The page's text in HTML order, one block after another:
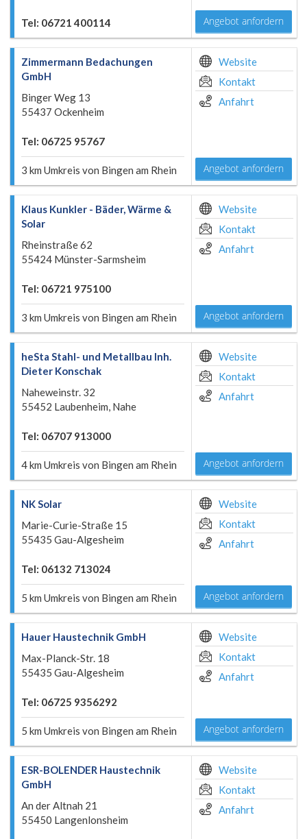
Tel: 06721 400114 Angebot anfordern
Zimmermann Bedachungen
GmbH
Binger Weg 13
55437 Ockenheim
Tel: 06725 95767
3 km Umkreis von Bingen am Rhein
Website
Kontakt
Anfahrt
Angebot anfordern
Klaus Kunkler - Bäder, Wärme &
Solar
Rheinstraße 62
55424 Münster-Sarmsheim
Tel: 06721 975100
3 km Umkreis von Bingen am Rhein
Website
Kontakt
Anfahrt
Angebot anfordern
heSta Stahl- und Metallbau Inh.
Dieter Konschak
Naheweinstr. 32
55452 Laubenheim, Nahe
Tel: 06707 913000
4 km Umkreis von Bingen am Rhein
Website
Kontakt
Anfahrt
Angebot anfordern
NK Solar
Marie-Curie-Straße 15
55435 Gau-Algesheim
Tel: 06132 713024
5 km Umkreis von Bingen am Rhein
Website
Kontakt
Anfahrt
Angebot anfordern
Hauer Haustechnik GmbH
Max-Planck-Str. 18
55435 Gau-Algesheim
Tel: 06725 9356292
5 km Umkreis von Bingen am Rhein
Website
Kontakt
Anfahrt
Angebot anfordern
ESR-BOLENDER Haustechnik
GmbH
An der Altnah 21
55450 Langenlonsheim
Website
Kontakt
Anfahrt